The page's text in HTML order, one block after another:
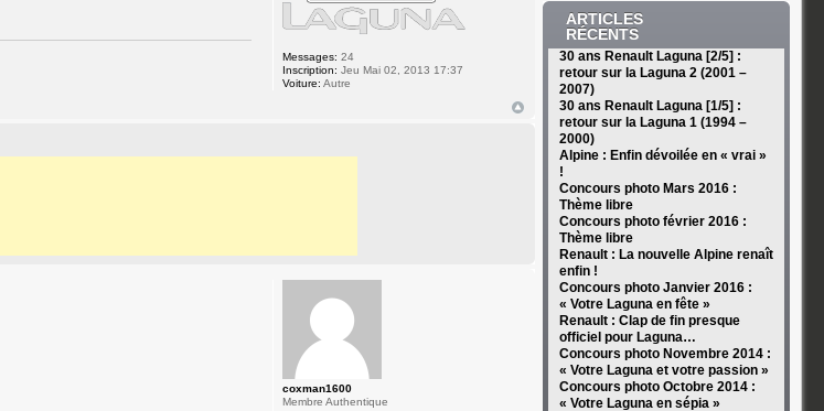
Messages: 24
Inscription: Jeu Mai 02, 2013 17:37
Voiture: Autre
coxman1600
Membre Authentique
ARTICLES
RÉCENTS
30 ans Renault Laguna [2/5] :
retour sur la Laguna 2 (2001 –
2007)
30 ans Renault Laguna [1/5] :
retour sur la Laguna 1 (1994 –
2000)
Alpine : Enfin dévoilée en « vrai »
!
Concours photo Mars 2016 :
Thème libre
Concours photo février 2016 :
Thème libre
Renault : La nouvelle Alpine renaît
enfin !
Concours photo Janvier 2016 :
« Votre Laguna en fête »
Renault : Clap de fin presque
officiel pour Laguna…
Concours photo Novembre 2014 :
« Votre Laguna et votre passion »
Concours photo Octobre 2014 :
« Votre Laguna en sépia »